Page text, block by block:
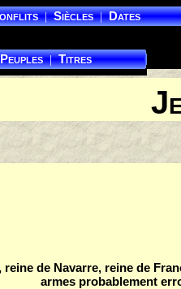
| Siècles | Dates
Peuples | Titres
reine de Navarre, reine de
armes probablement